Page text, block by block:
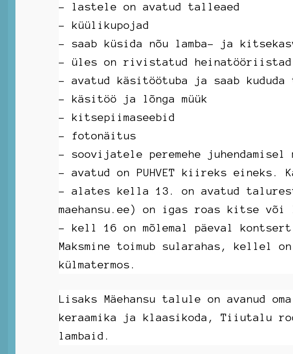
– lastele on avatud talleaed
– küülikupojad
– saab küsida nõu lamba- ja
– üles on rivistatud heinatööriistad
– avatud käsitöötuba ja saab kududa
– käsitöö ja lõnga müük
– kitsepiimaseebid
– fotonäitus
– soovijatele peremehe juhendamisel
– avatud on PUHVET kiireks
– alates kella 13. on avatud
maehansu.ee) on igas roas kitse või
– kell 16 on mõlemal päeval
Maksmine toimub sularahas, kellel
külmatermos.
Lisaks Mäehansu talule on avanud
keraamika ja klaasikoda, Tiiutalu
lambaid.